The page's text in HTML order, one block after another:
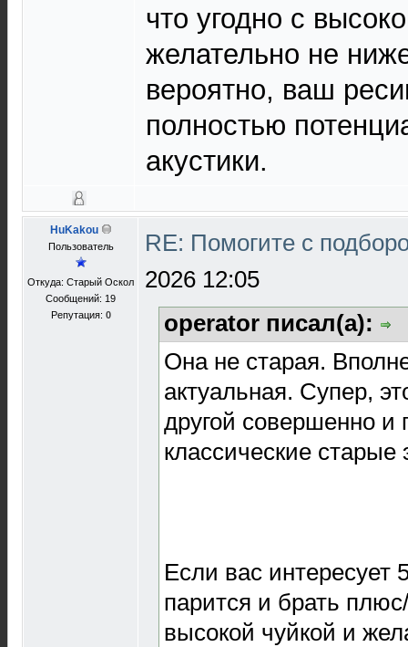
что угодно с
желательно не
вероятно, ваш
полностью
акустики.
HuKakou
Пользователь
Откуда: Старый Оскол
Сообщений: 19
Репутация: 0
RE: Помогите с
2026 12:05
operator писал(а):
Она не старая.
актуальная. Супер,
другой совершенно
классические старые
Если вас интересует
парится и брать
высокой чуйкой и